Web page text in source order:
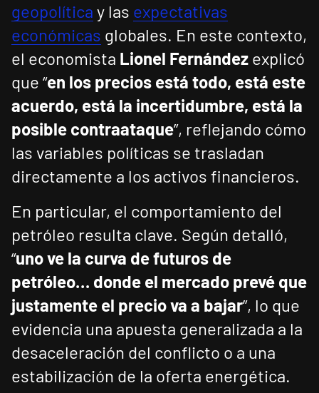
geopolítica y las expectativas
económicas globales. En este contexto,
el economista Lionel Fernández explicó
que “en los precios está todo, está este
acuerdo, está la incertidumbre, está la
posible contraataque”, reflejando cómo
las variables políticas se trasladan
directamente a los activos financieros.
En particular, el comportamiento del
petróleo resulta clave. Según detalló,
“uno ve la curva de futuros de
petróleo… donde el mercado prevé que
justamente el precio va a bajar”, lo que
evidencia una apuesta generalizada a la
desaceleración del conflicto o a una
estabilización de la oferta energética.